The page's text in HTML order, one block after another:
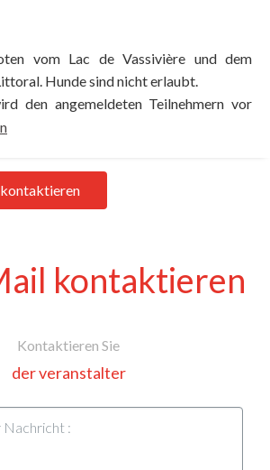
vom Lac de Vassivière und dem
Hunde sind nicht erlaubt.
den angemeldeten Teilnehmern vor
kontaktieren
Kontaktieren Sie
der veranstalter